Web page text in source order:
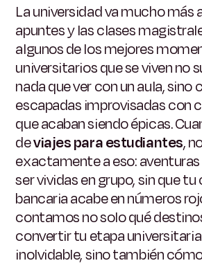
La universidad va mucho más
apuntes y las clases
algunos de los mejores
universitarios que se viven no
nada que ver con un aula, sino
escapadas improvisadas con
que acaban siendo épicas.
deviajes para estudiantes,
exactamente a eso: aventuras
ser vividas en grupo, sin que
bancaria acabe en números
contamos no solo qué
convertir tu etapa
inolvidable, sino también